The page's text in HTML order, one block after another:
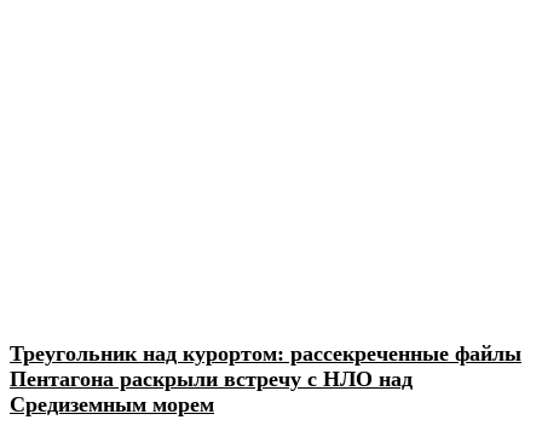
Треугольник над курортом: рассекреченные файлы
Пентагона раскрыли встречу с НЛО над
Средиземным морем